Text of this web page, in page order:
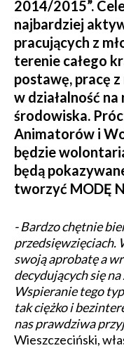
2014/2015”.
najbardziej
pracujących z
terenie całego
postawę, pracę
w działalność
środowiska.
Animatorów i
będzie
będą
tworzyć MODĘ
- Bardzo chętnie
przedsięwzięciach.
swoją aprobatę a
decydujących się
Wspieranie tego
tak ciężko i
nas prawdziwa
Wieszczeciński,